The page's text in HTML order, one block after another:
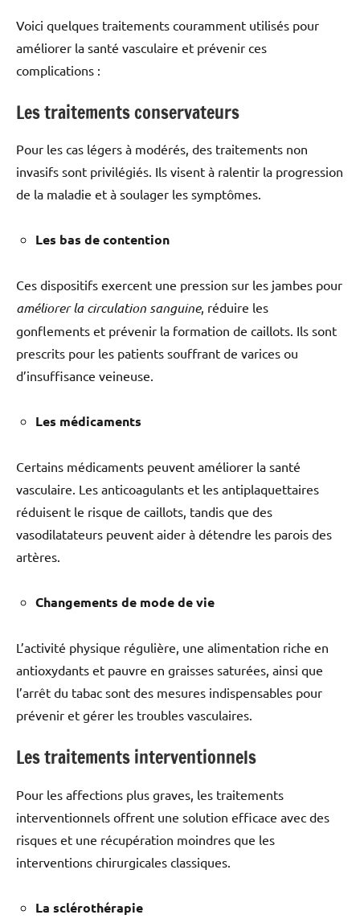
Voici quelques traitements couramment utilisés pour
améliorer la santé vasculaire et prévenir ces
complications :
Les traitements conservateurs
Pour les cas légers à modérés, des traitements non
invasifs sont privilégiés. Ils visent à ralentir la progression
de la maladie et à soulager les symptômes.
Les bas de contention
Ces dispositifs exercent une pression sur les jambes pour
améliorer la circulation sanguine, réduire les
gonflements et prévenir la formation de caillots. Ils sont
prescrits pour les patients souffrant de varices ou
d’insuffisance veineuse.
Les médicaments
Certains médicaments peuvent améliorer la santé
vasculaire. Les anticoagulants et les antiplaquettaires
réduisent le risque de caillots, tandis que des
vasodilatateurs peuvent aider à détendre les parois des
artères.
Changements de mode de vie
L’activité physique régulière, une alimentation riche en
antioxydants et pauvre en graisses saturées, ainsi que
l’arrêt du tabac sont des mesures indispensables pour
prévenir et gérer les troubles vasculaires.
Les traitements interventionnels
Pour les affections plus graves, les traitements
interventionnels offrent une solution efficace avec des
risques et une récupération moindres que les
interventions chirurgicales classiques.
La sclérothérapie